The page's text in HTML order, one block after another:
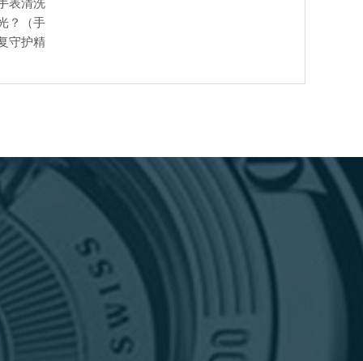
表清洗
？（手
守护精